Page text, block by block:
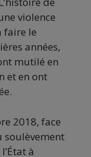
violence
faire le
années,
mutilé en
et en ont
2018, face
soulèvement
à